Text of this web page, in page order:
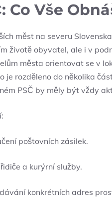
Co Vše
měst na severu
životě obyvatel, ale i v
města orientovat se v
rozděleno do několika
PSČ by měly být vždy
poštovních zásilek.
a kurýrní služby.
konkrétních adres